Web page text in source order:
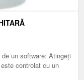
un software: Atingeți
controlat cu un